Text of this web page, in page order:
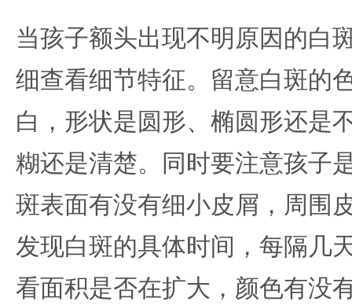
当孩子额头出现不明原因的白
细查看细节特征。留意白斑的
白，形状是圆形、椭圆形还是
糊还是清楚。同时要注意孩子
斑表面有没有细小皮屑，周围
发现白斑的具体时间，每隔几
看面积是否在扩大，颜色有没